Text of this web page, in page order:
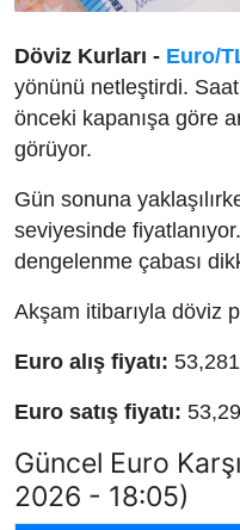
Döviz Kurları - Euro/
yönünü netleştirdi.
önceki kapanışa göre
görüyor.
Gün sonuna
seviyesinde
dengelenme çabası
Akşam itibarıyla döviz
Euro alış fiyatı:
Euro satış fiyatı:
Güncel Euro
2026 - 18:05)